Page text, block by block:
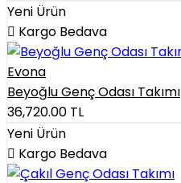
Yeni Ürün
Kargo Bedava
Evona
Beyoğlu Genç Odası Takımı
36,720.00 TL
Yeni Ürün
Kargo Bedava